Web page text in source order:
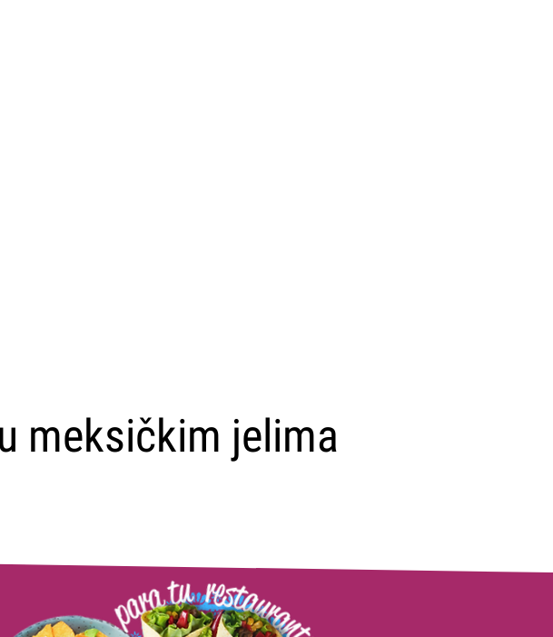
meksičkim jelima